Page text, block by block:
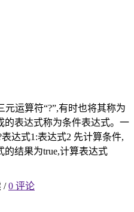
元运算符“?”,有时也将其称为
的表达式称为条件表达式。一
达式1:表达式2 先计算条件,
结果为true,计算表达式
/ 0 评论